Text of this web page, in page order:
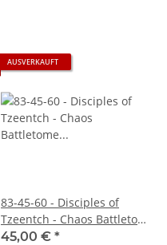
AUSVERKAUFT
83-45-60 - Disciples of
Tzeentch - Chaos Battletome
(ENGLISCH)
45,00 € *